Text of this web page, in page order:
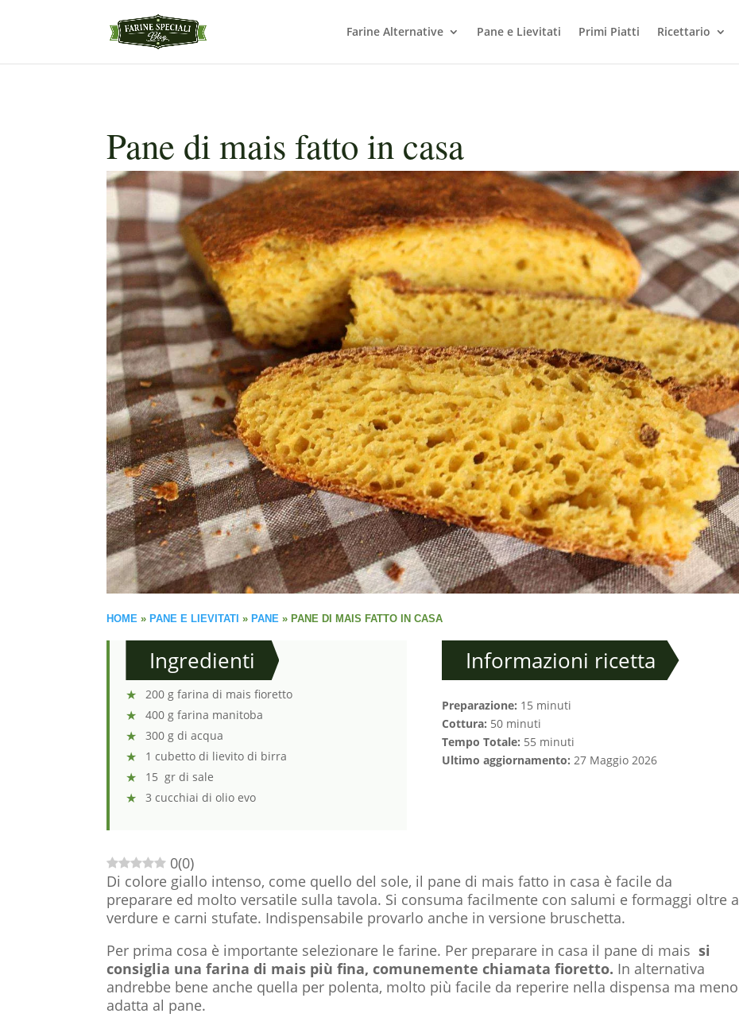
Farine Alternative Pane e Lievitati Primi Piatti Ricettario
Pane di mais fatto in casa
HOME » PANE E LIEVITATI » PANE » PANE DI MAIS FATTO IN CASA
Ingredienti
200 g farina di mais fioretto
400 g farina manitoba
300 g di acqua
1 cubetto di lievito di birra
15 gr di sale
3 cucchiai di olio evo
Informazioni ricetta
Preparazione: 15 minuti
Cottura: 50 minuti
Tempo Totale: 55 minuti
Ultimo aggiornamento: 27 Maggio 2026
0(0)
Di colore giallo intenso, come quello del sole, il pane di mais fatto in casa è facile da
preparare ed molto versatile sulla tavola. Si consuma facilmente con salumi e formaggi oltre a
verdure e carni stufate. Indispensabile provarlo anche in versione bruschetta.
Per prima cosa è importante selezionare le farine. Per preparare in casa il pane di mais si
consiglia una farina di mais più fina, comunemente chiamata fioretto. In alternativa
andrebbe bene anche quella per polenta, molto più facile da reperire nella dispensa ma meno
adatta al pane.